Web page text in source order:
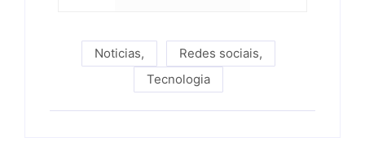
Noticias, Redes sociais,
Tecnologia